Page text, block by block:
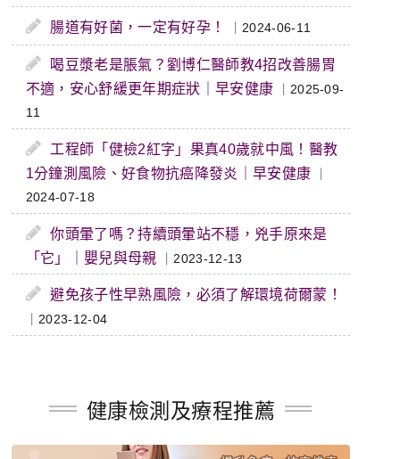
腸道有好菌，一定有好孕！ ｜2024-06-11
喝豆漿老是脹氣？劉博仁醫師教4招改善腸胃
不適，安心舒緩更年期症狀｜早安健康
｜2025-09-
11
工程師「健檢2紅字」果真40歲就中風！醫教
1分鐘測風險、好食物抗癌降發炎｜早安健康
2024-07-18
你頭暈了嗎？持續頭暈站不穩，兇手原來是
「它」｜嬰兒與母親
｜2023-12-13
避免孩子性早熟風險，必須了解環境荷爾蒙！
｜2023-12-04
健康檢測及療程推薦